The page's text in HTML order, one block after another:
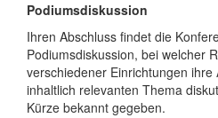
Podiumsdiskussion
Ihren Abschluss findet die
Podiumsdiskussion, bei welcher
verschiedener Einrichtungen ihre
inhaltlich relevanten Thema
Kürze bekannt gegeben.